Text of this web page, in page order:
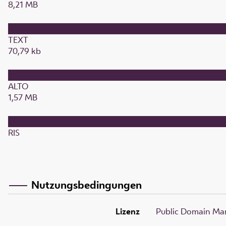
8,21 MB
TEXT
70,79 kb
ALTO
1,57 MB
RIS
Nutzungsbedingungen
Lizenz Public Domain